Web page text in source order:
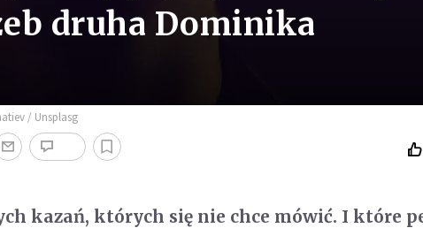
druha Dominika
/ Unsplasg
kazań, których się nie chce mówić. I które